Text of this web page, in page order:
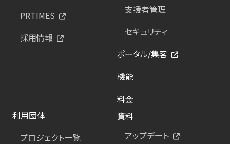
PRTIMES
採用情報
支援者管理
セキュリティ
ポータル/集客
機能
料金
利用団体
プロジェクト一覧
資料
アップデート